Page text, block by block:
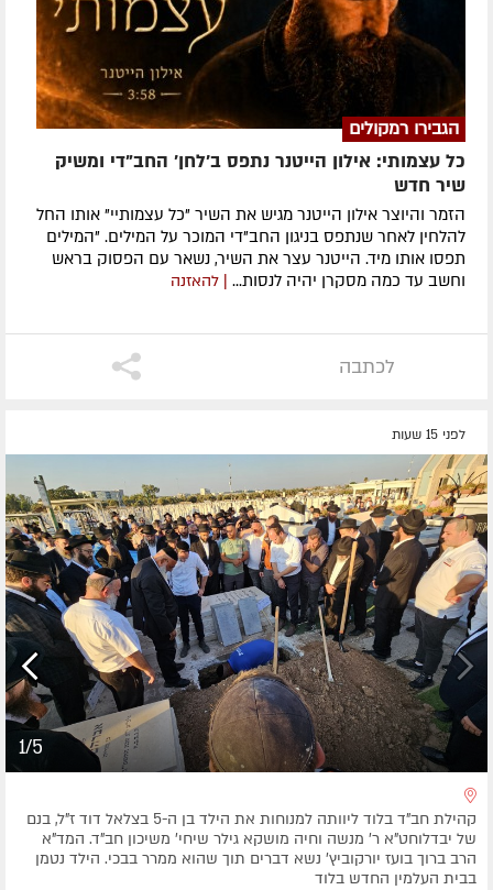
הגבירו רמקולים
כל עצמותי: אילון הייטנר נתפס ב'לחן' החב"די ומשיק
שיר חדש
הזמר והיוצר אילון הייטנר מגיש את השיר "כל עצמותיי" אותו החל
להלחין לאחר שנתפס בניגון החב"די המוכר על המילים. "המילים
תפסו אותו מיד. הייטנר עצר את השיר, נשאר עם הפסוק בראש
וחשב עד כמה מסקרן יהיה לנסות... | להאזנה
לכתבה
לפני 15 שעות
1/5
קהילת חב"ד בלוד ליוותה למנוחות את הילד בן ה-5 בצלאל דוד ז"ל, בנם
של יבדלוחט"א ר' מנשה וחיה מושקא גילר שיחי' משיכון חב"ד. המד"א
הרב ברוך בועז יורקוביץ' נשא דברים תוך שהוא ממרר בבכי. הילד נטמן
בבית העלמין החדש בלוד